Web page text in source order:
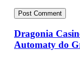
Dragonia
Automaty do